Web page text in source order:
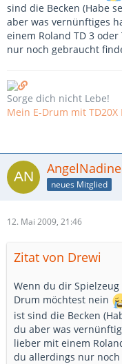
sind die Becken (Habe
aber was vernünftiges
einem Roland TD 3
nur noch gebraucht
Sorge dich nicht Lebe!
Mein E-Drum mit TD20X
neues Mitglied
12. Mai 2009, 21:46
Zitat von Drewi
Wenn du dir
Drum möchtest nein
ist sind die Becken
du aber was
lieber mit einem
du allerdings nur